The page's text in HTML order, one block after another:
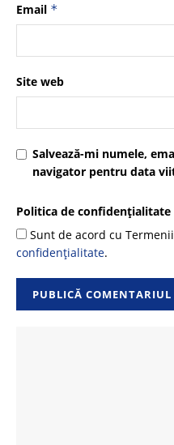
Email *
Site web
Salvează-mi numele,
navigator pentru data
Politica de confidențialitate
Sunt de acord cu
confidențialitate.